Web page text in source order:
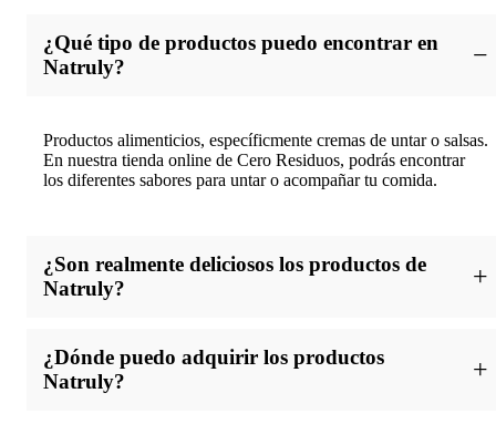
¿Qué tipo de productos puedo encontrar en
Natruly?
Productos alimenticios, específicmente cremas de untar o salsas.
En nuestra tienda online de Cero Residuos, podrás encontrar
los diferentes sabores para untar o acompañar tu comida.
¿Son realmente deliciosos los productos de
Natruly?
Sí, los productos de Natruly están formuladas para ser sabrosas
con una variedad de sabores que se adaptan a tu gusto. Sabores
de cacahuete, cacao, avellana, almendra y anacardo, que
¿Dónde puedo adquirir los productos
Natruly?